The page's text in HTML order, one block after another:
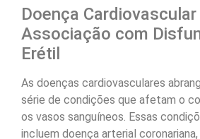
Doença Cardiovascular
Associação com
Erétil
As doenças cardiovasculares
série de condições que afetam o
os vasos sanguíneos. Essas
incluem doença arterial coronariana,